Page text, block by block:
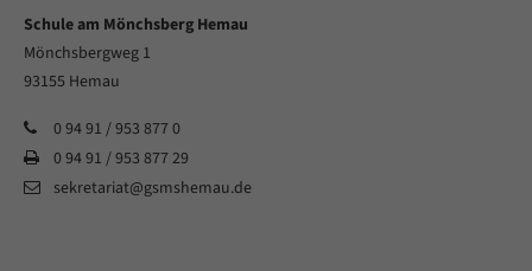
Schule am Mönchsberg Hemau
Mönchsbergweg 1
93155 Hemau
0 94 91 / 953 877 0
0 94 91 / 953 877 29
sekretariat@gsmshemau.de